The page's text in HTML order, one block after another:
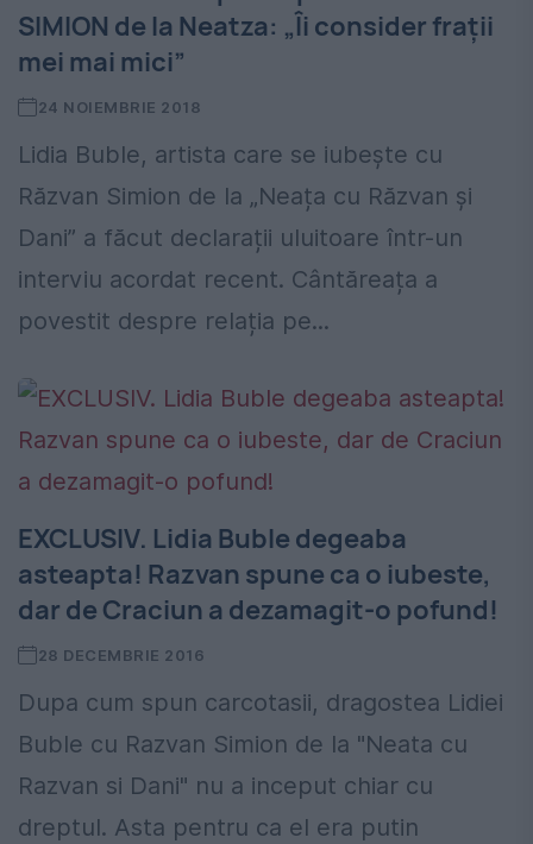
SIMION de la Neatza: „Îi consider frații
mei mai mici”
24 NOIEMBRIE 2018
Lidia Buble, artista care se iubește cu
Răzvan Simion de la „Neața cu Răzvan și
Dani” a făcut declarații uluitoare într-un
interviu acordat recent. Cântăreața a
povestit despre relația pe...
EXCLUSIV. Lidia Buble degeaba
asteapta! Razvan spune ca o iubeste,
dar de Craciun a dezamagit-o pofund!
28 DECEMBRIE 2016
Dupa cum spun carcotasii, dragostea Lidiei
Buble cu Razvan Simion de la "Neata cu
Razvan si Dani" nu a inceput chiar cu
dreptul. Asta pentru ca el era putin